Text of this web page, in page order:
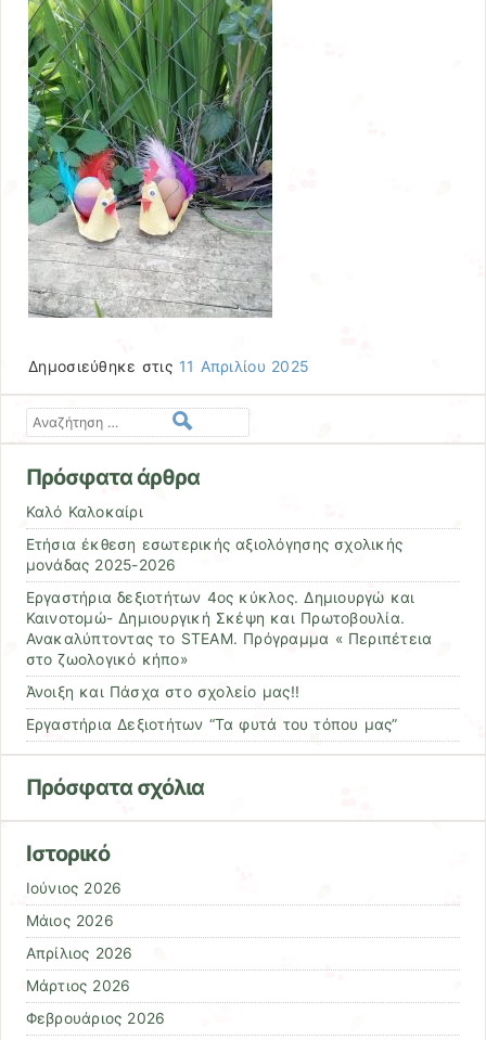
Δημοσιεύθηκε στις 11 Απριλίου 2025
Αναζήτηση
Πρόσφατα άρθρα
Καλό Καλοκαίρι
Ετήσια έκθεση εσωτερικής αξιολόγησης σχολικής
μονάδας 2025-2026
Εργαστήρια δεξιοτήτων 4ος κύκλος. Δημιουργώ και
Καινοτομώ- Δημιουργική Σκέψη και Πρωτοβουλία.
Ανακαλύπτοντας το STEAM. Πρόγραμμα « Περιπέτεια
στο ζωολογικό κήπο»
Άνοιξη και Πάσχα στο σχολείο μας!!
Εργαστήρια Δεξιοτήτων “Τα φυτά του τόπου μας”
Πρόσφατα σχόλια
Ιστορικό
Ιούνιος 2026
Μάιος 2026
Απρίλιος 2026
Μάρτιος 2026
Φεβρουάριος 2026